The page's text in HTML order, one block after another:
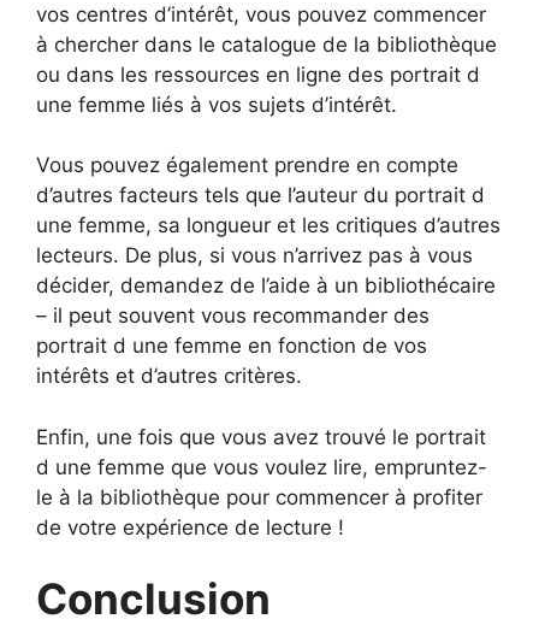
vos centres d’intérêt, vous pouvez commencer
à chercher dans le catalogue de la bibliothèque
ou dans les ressources en ligne des portrait d
une femme liés à vos sujets d’intérêt.
Vous pouvez également prendre en compte
d’autres facteurs tels que l’auteur du portrait d
une femme, sa longueur et les critiques d’autres
lecteurs. De plus, si vous n’arrivez pas à vous
décider, demandez de l’aide à un bibliothécaire
– il peut souvent vous recommander des
portrait d une femme en fonction de vos
intérêts et d’autres critères.
Enfin, une fois que vous avez trouvé le portrait
d une femme que vous voulez lire, empruntez-
le à la bibliothèque pour commencer à profiter
de votre expérience de lecture !
Conclusion